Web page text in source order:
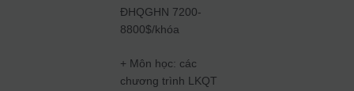
ĐHQGHN 7200-
8800$/khóa
+ Môn học: các
chương trình LKQT